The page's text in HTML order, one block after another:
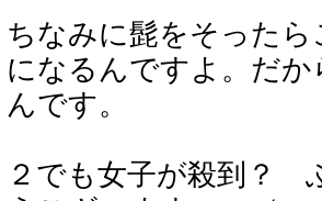
ちなみに髭をそった
になるんですよ。だ
んです。
２でも女子が殺到？